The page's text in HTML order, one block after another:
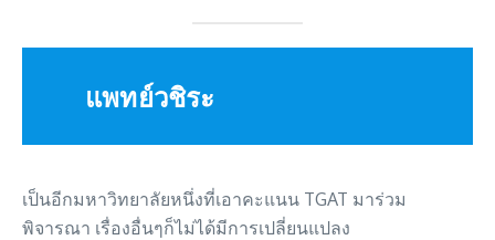
แพทย์วชิระ
เป็นอีกมหาวิทยาลัยหนึ่งที่เอาคะแนน TGAT มาร่วม
พิจารณา เรื่องอื่นๆก็ไม่ได้มีการเปลี่ยนแปลง